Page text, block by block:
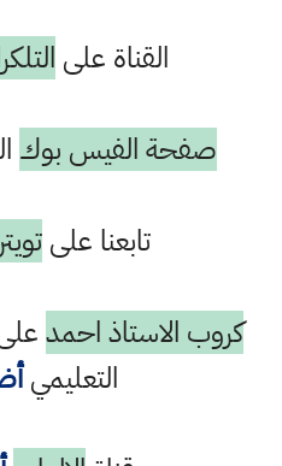
القناة على
صفحة الفيس بوك
تابعنا علىتويتر
كروب الاستاذ احمد
التعليمي